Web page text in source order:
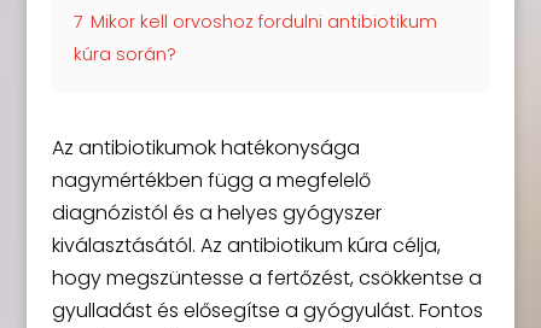
7 Mikor kell orvoshoz fordulni antibiotikum
kúra során?
Az antibiotikumok hatékonysága
nagymértékben függ a megfelelő
diagnózistól és a helyes gyógyszer
kiválasztásától. Az antibiotikum kúra célja,
hogy megszüntesse a fertőzést, csökkentse a
gyulladást és elősegítse a gyógyulást. Fontos